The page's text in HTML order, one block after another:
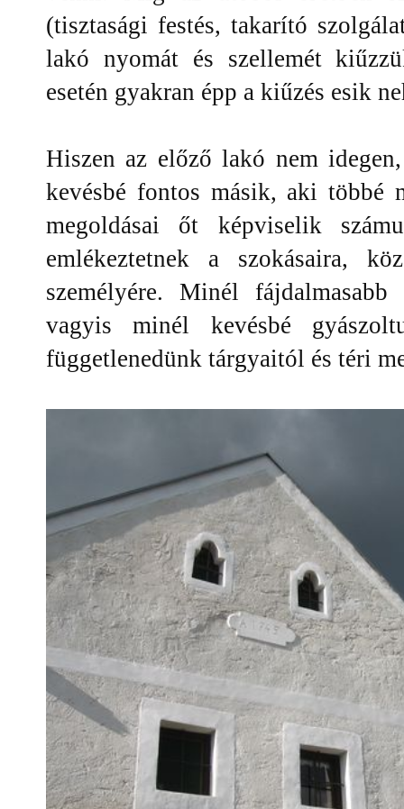
(tisztasági festés, takarító
lakó nyomát és szellemét
esetén gyakran épp a kiűzés esik
Hiszen az előző lakó nem
kevésbé fontos másik, aki többé
megoldásai őt képviselik
emlékeztetnek a szokásaira,
személyére. Minél
vagyis minél kevésbé
függetlenedünk tárgyaitól és téri